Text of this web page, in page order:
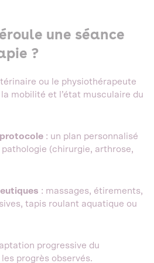
une séance
?
ou le physiothérapeute
mobilité et l’état musculaire du
protocole : un plan personnalisé
(chirurgie, arthrose,
: massages, étirements,
tapis roulant aquatique ou
progressive du
progrès observés.